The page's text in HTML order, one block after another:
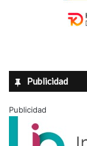
Publicidad
Publicidad